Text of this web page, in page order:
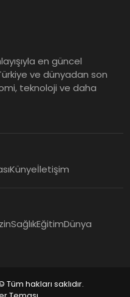
en güncel
ve dünyadan son
teknoloji ve daha
Künyeİletişim
SağlıkEğitimDünya
hakları saklıdır.